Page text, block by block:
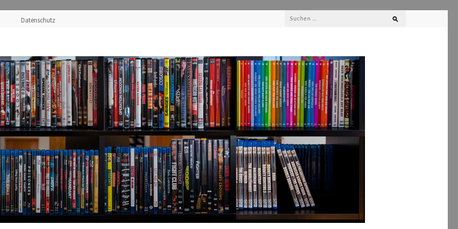
Datenschutz
Suchen